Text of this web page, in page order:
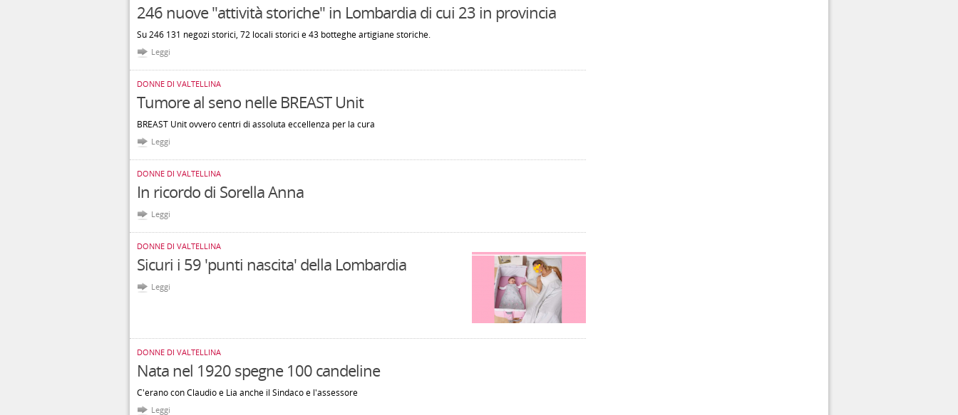
246 nuove "attività storiche" in Lombardia di cui 23 in provincia
Su 246 131 negozi storici, 72 locali storici e 43 botteghe artigiane storiche.
Leggi
DONNE DI VALTELLINA
Tumore al seno nelle BREAST Unit
BREAST Unit ovvero centri di assoluta eccellenza per la cura
Leggi
DONNE DI VALTELLINA
In ricordo di Sorella Anna
Leggi
DONNE DI VALTELLINA
Sicuri i 59 'punti nascita' della Lombardia
Leggi
DONNE DI VALTELLINA
Nata nel 1920 spegne 100 candeline
C'erano con Claudio e Lia anche il Sindaco e l'assessore
Leggi